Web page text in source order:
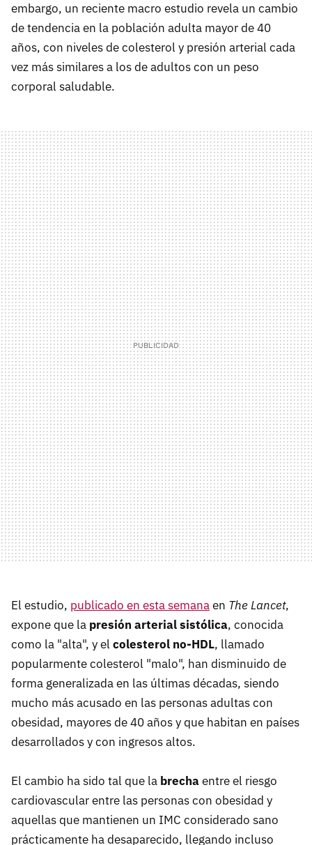
embargo, un reciente macro estudio revela un cambio
de tendencia en la población adulta mayor de 40
años, con niveles de colesterol y presión arterial cada
vez más similares a los de adultos con un peso
corporal saludable.
El estudio, publicado en esta semanaen The Lancet,
expone que la presión arterial sistólica, conocida
como la "alta", y el colesterol no-HDL, llamado
popularmente colesterol "malo", han disminuido de
forma generalizada en las últimas décadas, siendo
mucho más acusado en las personas adultas con
obesidad, mayores de 40 años y que habitan en países
desarrollados y con ingresos altos.
El cambio ha sido tal que la brechaentre el riesgo
cardiovascular entre las personas con obesidad y
aquellas que mantienen un IMC considerado sano
prácticamente ha desaparecido, llegando incluso